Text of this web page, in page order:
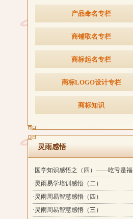
产品命名专栏
商铺取名专栏
商标起名专栏
商标LOGO设计专栏
商标知识
灵雨感悟
·国学知识感悟之（四）——吃亏是福
·灵雨易学培训感悟（二）
·灵雨周易智慧感悟（四）
·灵雨周易智慧感悟（三）